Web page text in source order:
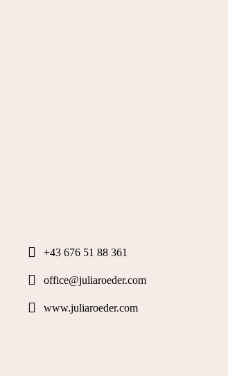
+43 676 51 88 361
office@juliaroeder.com
www.juliaroeder.com